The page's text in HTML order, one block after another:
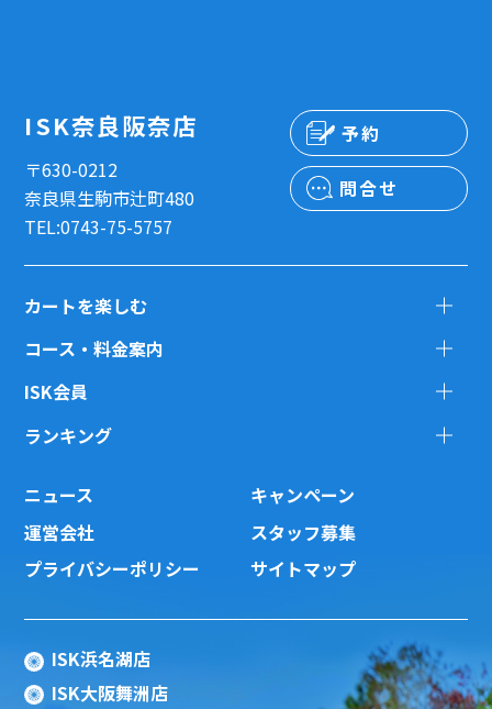
ISK奈良阪奈店
〒630-0212
奈良県生駒市辻町480
TEL:0743-75-5757
予約
問合せ
カートを楽しむ
コース・料金案内
ISK会員
ランキング
ニュース
キャンペーン
運営会社
スタッフ募集
プライバシーポリシー
サイトマップ
ISK浜名湖店
ISK大阪舞洲店